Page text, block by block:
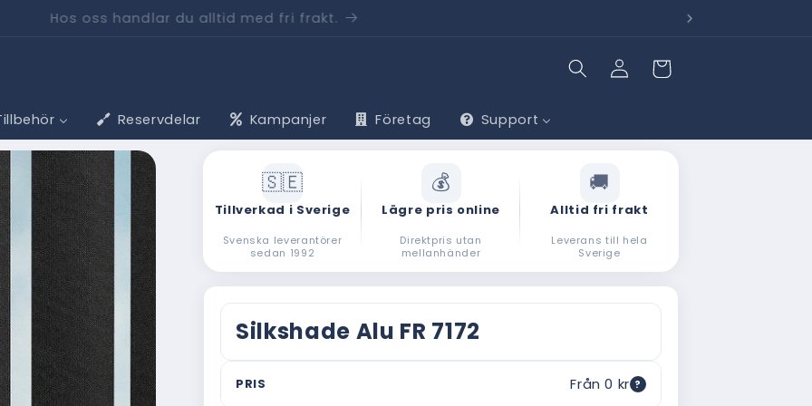
till 40 % – när du mäter, beställer och monterar själv.
Reservdelar Kampanjer Företag Support
Logga
Varukorg
Tillverkad i Sverige
Svenska leverantörer
sedan 1992
Lägre pris online
Direktpris utan
mellanhänder
Alltid fri frakt
Leverans till hela
Sverige
Silkshade Alu FR 7172
PRIS Från 0 kr ?